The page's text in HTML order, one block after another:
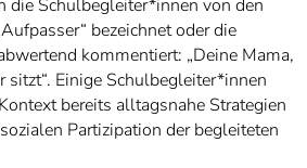
die Schulbegleiter*innen von den
bezeichnet oder die
kommentiert: „Deine Mama,
sitzt“. Einige Schulbegleiter*innen
bereits alltagsnahe Strategien
Partizipation der begleiteten